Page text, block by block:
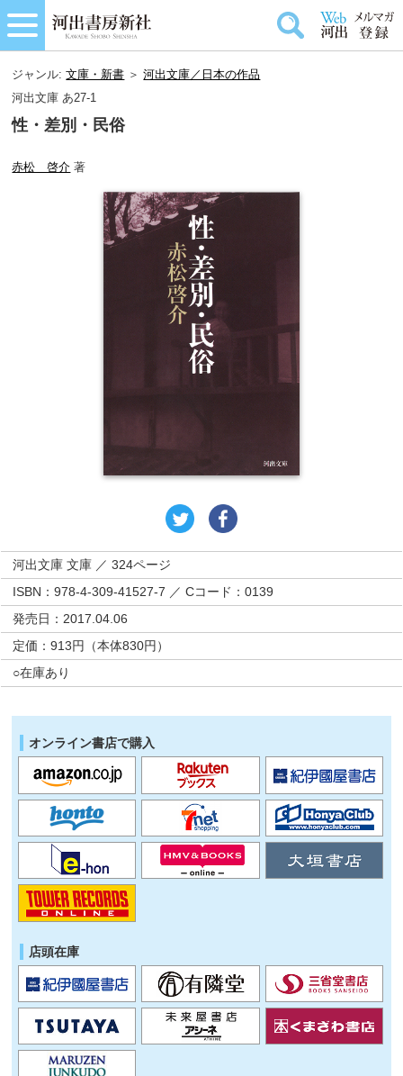
ジャンル:文庫・新書 ＞河出文庫／日本の作品
河出文庫 あ27-1
性・差別・民俗
赤松 啓介 著
河出文庫 文庫 ／ 324ページ
ISBN：978-4-309-41527-7 ／ Cコード：0139
発売日：2017.04.06
定価：913円（本体830円）
○在庫あり
オンライン書店で購入
店頭在庫